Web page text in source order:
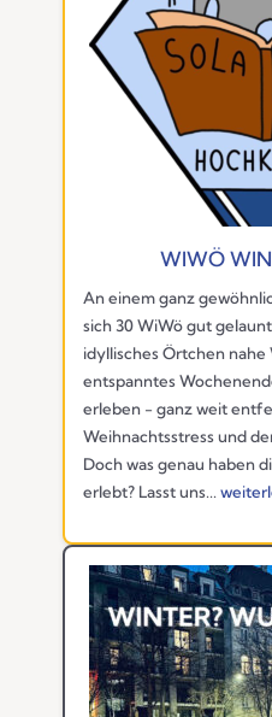
WIWÖ
An einem ganz
sich 30 WiWö gut
idyllisches Örtchen nahe
entspanntes
erleben - ganz weit
Weihnachtsstress und
Doch was genau haben
erlebt? Lasst uns...